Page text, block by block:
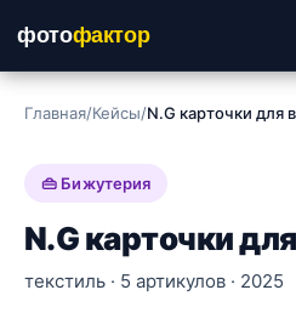
фотофактор
Главная/Кейсы/N.G карточки для
👜 Бижутерия
N.G карточки
текстиль · 5 артикулов · 2025